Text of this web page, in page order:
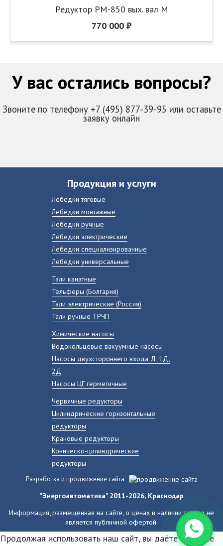
Редуктор РМ-850 вых. вал М
770 000 ₽
У вас остались вопросы?
Звоните по телефону +7 (495) 877-39-95 или оставьте
заявку онлайн
Продукция и услуги
Лебедки тяговые
Лебедки монтажные
Лебедки ручные
Лебедки электрические
Лебедки специализированные
Лебедки универсальные
Тали канатные
Тельферы (Болгария)
Тали электрические (Россия)
Тали ручные ТРЧП
Химические насосы
Водокольцевые вакуумные насосы
Насосы двухстороннего входа Д, 1Д,
2Д
Насосы ЦГ герметичные
Червячные редукторы
Цилиндрические горизонтальные
редукторы
Крановые редукторы
Коническо-цилиндрические
редукторы
Разработка и продвижение сайта
"Энергоавтоматика" 2011-2026, Краснодар
Информация, размещенная на сайте, о ценах и наличии товара не
является публичной офертой.
Продолжая использовать наш сайт, вы даёте согласие